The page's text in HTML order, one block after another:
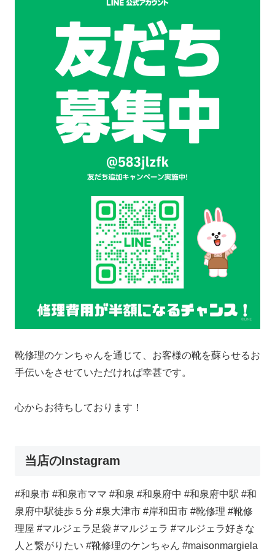
靴修理のケンちゃんを通じて、お客様の靴を蘇らせるお
手伝いをさせていただければ幸甚です。
心からお待ちしております！
当店のInstagram
#和泉市 #和泉市ママ #和泉 #和泉府中 #和泉府中駅 #和
泉府中駅徒歩５分 #泉大津市 #岸和田市 #靴修理 #靴修
理屋 #マルジェラ足袋 #マルジェラ #マルジェラ好きな
人と繋がりたい #靴修理のケンちゃん #maisonmargiela